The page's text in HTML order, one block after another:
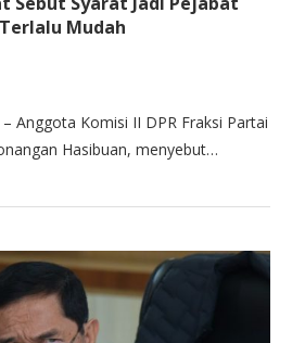
Mudah
Anggota Komisi II DPR Fraksi Partai
Hasibuan, menyebut…